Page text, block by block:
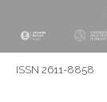
ISSN 2611-8858